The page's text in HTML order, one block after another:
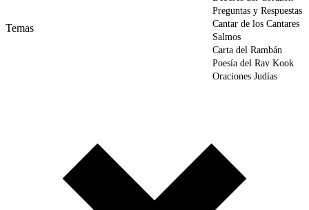
Temas
Preguntas y Respuestas
Cantar de los Cantares
Salmos
Carta del Rambán
Poesía del Rav Kook
Oraciones Judías